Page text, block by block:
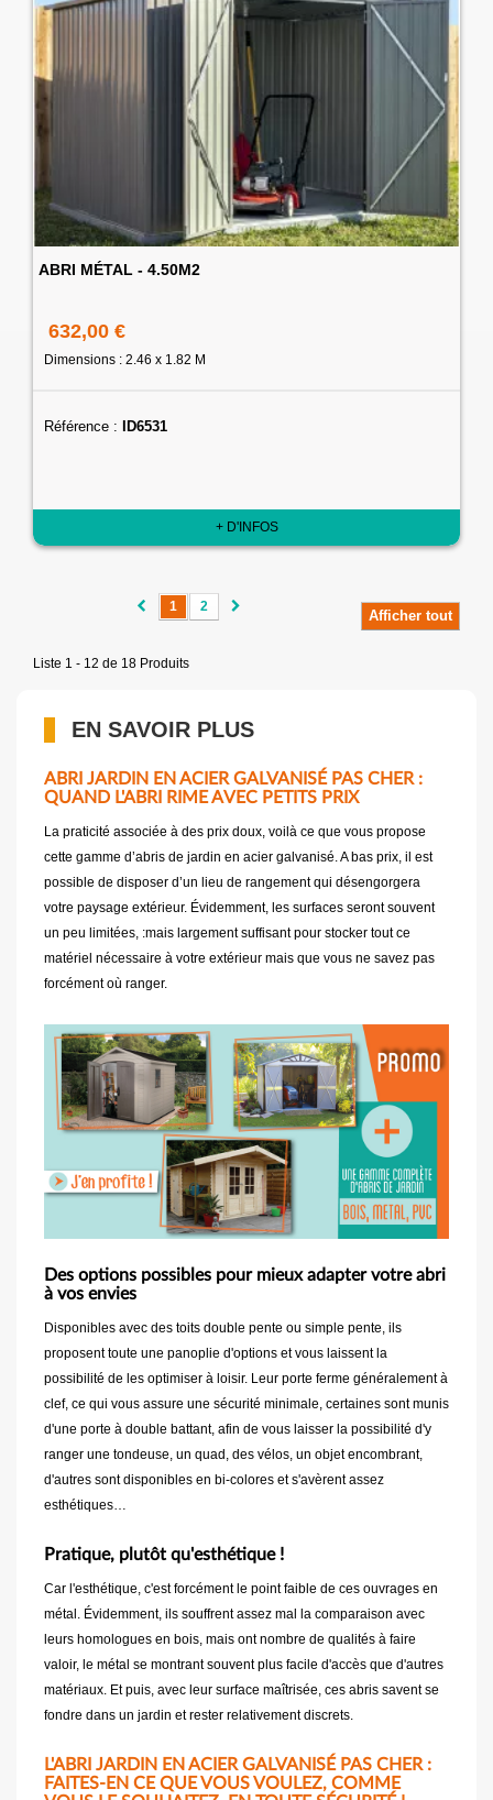
ABRI MÉTAL - 4.50M2
632,00 €
Dimensions : 2.46 x 1.82 M
Référence : ID6531
+ D'INFOS
Afficher tout
1 2
Liste 1 - 12 de 18 Produits
EN SAVOIR PLUS
ABRI JARDIN EN ACIER GALVANISÉ PAS CHER :
QUAND L'ABRI RIME AVEC PETITS PRIX
La praticité associée à des prix doux, voilà ce que vous propose
cette gamme d’abris de jardin en acier galvanisé. A bas prix, il est
possible de disposer d’un lieu de rangement qui désengorgera
votre paysage extérieur. Évidemment, les surfaces seront souvent
un peu limitées, :mais largement suffisant pour stocker tout ce
matériel nécessaire à votre extérieur mais que vous ne savez pas
forcément où ranger.
Des options possibles pour mieux adapter votre abri
à vos envies
Disponibles avec des toits double pente ou simple pente, ils
proposent toute une panoplie d'options et vous laissent la
possibilité de les optimiser à loisir. Leur porte ferme généralement à
clef, ce qui vous assure une sécurité minimale, certaines sont munis
d'une porte à double battant, afin de vous laisser la possibilité d'y
ranger une tondeuse, un quad, des vélos, un objet encombrant,
d'autres sont disponibles en bi-colores et s'avèrent assez
esthétiques…
Pratique, plutôt qu'esthétique !
Car l'esthétique, c'est forcément le point faible de ces ouvrages en
métal. Évidemment, ils souffrent assez mal la comparaison avec
leurs homologues en bois, mais ont nombre de qualités à faire
valoir, le métal se montrant souvent plus facile d'accès que d'autres
matériaux. Et puis, avec leur surface maîtrisée, ces abris savent se
fondre dans un jardin et rester relativement discrets.
L'ABRI JARDIN EN ACIER GALVANISÉ PAS CHER :
FAITES-EN CE QUE VOUS VOULEZ, COMME